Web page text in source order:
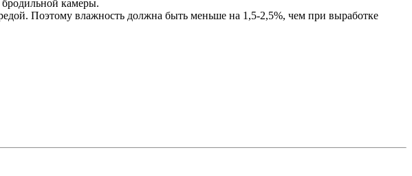
бродильной камеры.
Поэтому влажность должна быть меньше на 1,5-2,5%, чем при выработке